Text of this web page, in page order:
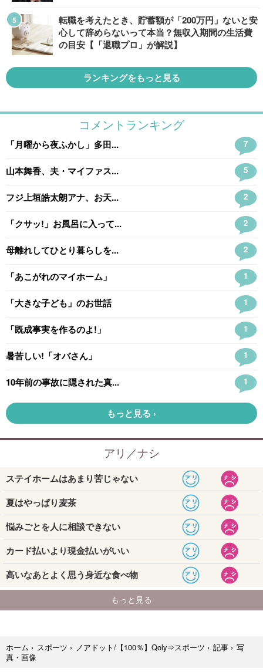
転職を考えたとき、貯蓄額が「200万円」ないと安
心して辞めらないって本当？無収入期間の生活費
の目安【「退職プロ」が解説】
ランキングをもっと見る
ホーム › スポーツ › ノアドット/【100％】Qoly⇒スポーツ › 記事 › 写
真・画像